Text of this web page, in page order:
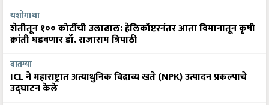
यशोगाथा
शेतीतून १०० कोटींची उलाढाल: हेलिकॉप्टरनंतर आता विमानातून कृषी
क्रांती घडवणार डॉ. राजाराम त्रिपाठी
बातम्या
ICL ने महाराष्ट्रात अत्याधुनिक विद्राव्य खते (NPK) उत्पादन प्रकल्पाचे
उद्घाटन केले